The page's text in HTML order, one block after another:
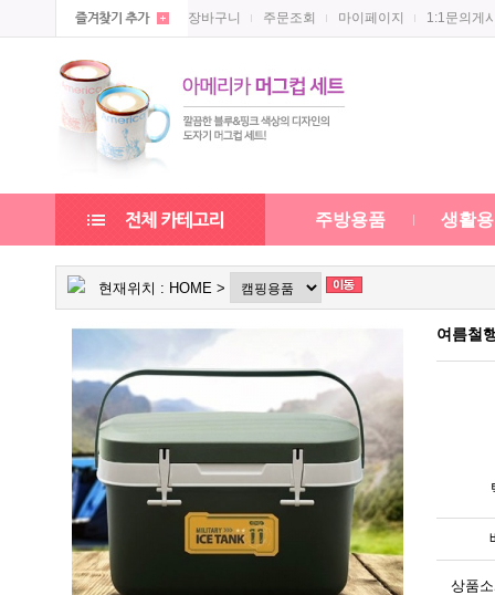
장바구니 주문조회 마이페이지 1:1문의게
주방용품 생활
현재위치 : HOME >
여름철
상품